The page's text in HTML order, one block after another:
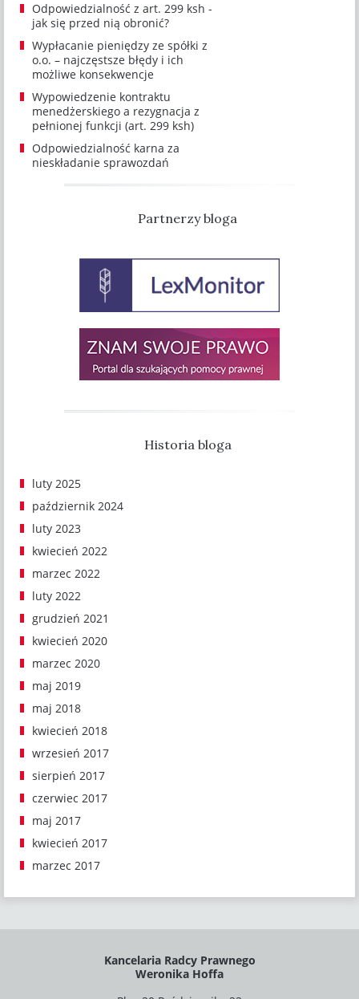
Odpowiedzialność z art. 299 ksh -
jak się przed nią obronić?
Wypłacanie pieniędzy ze spółki z
o.o. – najczęstsze błędy i ich
możliwe konsekwencje
Wypowiedzenie kontraktu
menedżerskiego a rezygnacja z
pełnionej funkcji (art. 299 ksh)
Odpowiedzialność karna za
nieskładanie sprawozdań
Partnerzy bloga
Historia bloga
luty 2025
październik 2024
luty 2023
kwiecień 2022
marzec 2022
luty 2022
grudzień 2021
kwiecień 2020
marzec 2020
maj 2019
maj 2018
kwiecień 2018
wrzesień 2017
sierpień 2017
czerwiec 2017
maj 2017
kwiecień 2017
marzec 2017
Kancelaria Radcy Prawnego
Weronika Hoffa